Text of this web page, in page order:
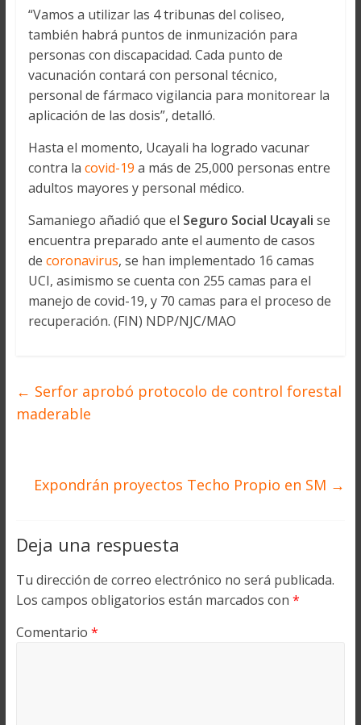
“Vamos a utilizar las 4 tribunas del coliseo,
también habrá puntos de inmunización para
personas con discapacidad. Cada punto de
vacunación contará con personal técnico,
personal de fármaco vigilancia para monitorear la
aplicación de las dosis”, detalló.
Hasta el momento, Ucayali ha logrado vacunar
contra la covid-19 a más de 25,000 personas entre
adultos mayores y personal médico.
Samaniego añadió que el Seguro Social Ucayali se
encuentra preparado ante el aumento de casos
de coronavirus, se han implementado 16 camas
UCI, asimismo se cuenta con 255 camas para el
manejo de covid-19, y 70 camas para el proceso de
recuperación. (FIN) NDP/NJC/MAO
← Serfor aprobó protocolo de control forestal
maderable
Expondrán proyectos Techo Propio en SM →
Deja una respuesta
Tu dirección de correo electrónico no será publicada.
Los campos obligatorios están marcados con *
Comentario *